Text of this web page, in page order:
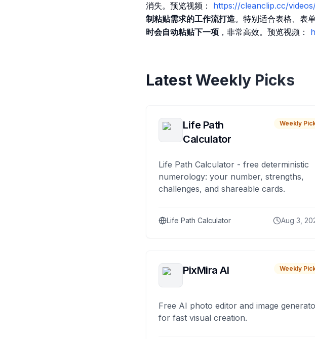
消失。预览视频： https://cleanclip.cc/
制粘贴需求的工作流打造。特别适合表格、表
时会自动粘贴下一项 ，非常高效。预览视频：
Latest Weekly Picks
Life Path
Calculator
Weekly
Life Path Calculator - free deterministic
numerology: your number, strengths,
challenges, and shareable cards.
Life Path Calculator Aug 3,
PixMira AI Weekly
Free AI photo editor and image
for fast visual creation.